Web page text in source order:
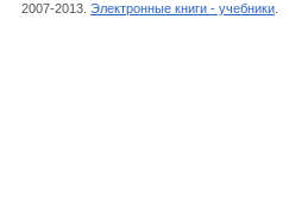
2007-2013. Электронные книги - учебники